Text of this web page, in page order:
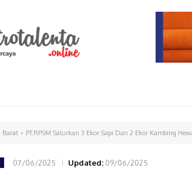
Barat PT.RPSM Salurkan 3 Ekor Sapi Dan 2 Ekor Kambing
07/06/2025 Updated: 09/06/2025